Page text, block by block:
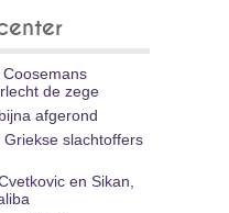
de zege
afgerond
slachtoffers
en Sikan,